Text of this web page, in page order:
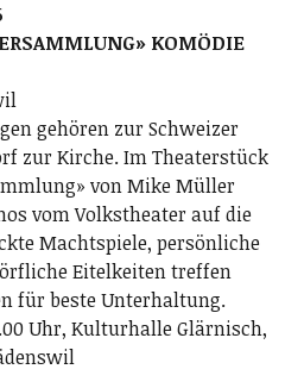
KOMÖDIE
gehören zur Schweizer
zur Kirche. Im Theaterstück
von Mike Müller
vom Volkstheater auf die
Machtspiele, persönliche
Eitelkeiten treffen
für beste Unterhaltung.
Uhr, Kulturhalle Glärnisch,